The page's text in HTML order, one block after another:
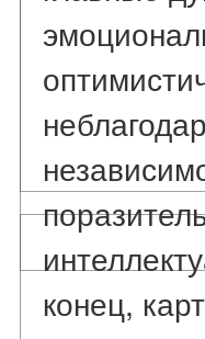
конец,